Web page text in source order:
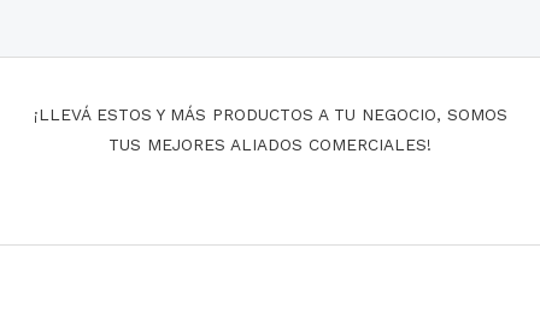
¡LLEVÁ ESTOS Y MÁS PRODUCTOS A TU NEGOCIO, SOMOS
TUS MEJORES ALIADOS COMERCIALES!